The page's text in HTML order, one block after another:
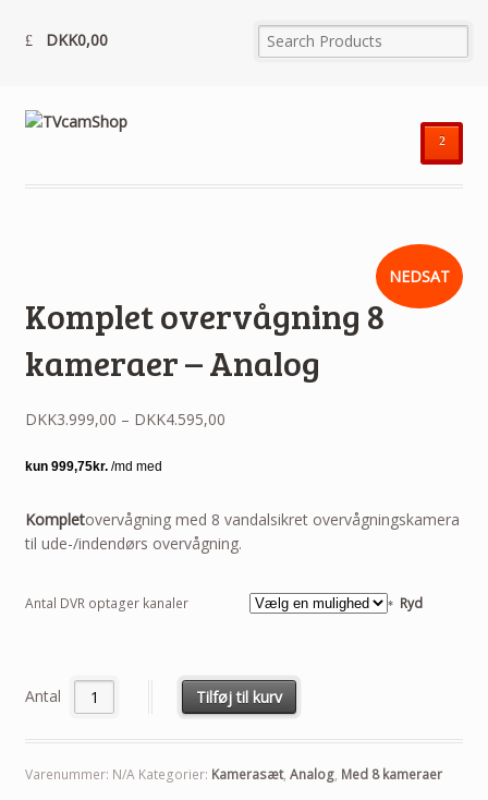
DKK0,00
²
NEDSAT
Komplet overvågning 8
kameraer – Analog
DKK3.999,00 – DKK4.595,00
Kompletovervågning med 8 vandalsikret overvågningskamera
til ude-/indendørs overvågning.
Antal DVR optager kanaler Ryd
Antal Tilføj til kurv
Varenummer: N/A Kategorier: Kamerasæt, Analog, Med 8 kameraer